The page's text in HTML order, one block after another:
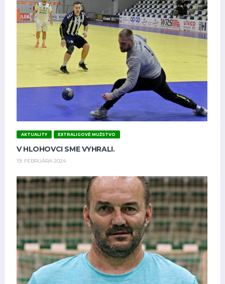
AKTUALITY EXTRALIGOVÉ MUŽSTVO
V HLOHOVCI SME VYHRALI.
19. FEBRUÁRA 2024